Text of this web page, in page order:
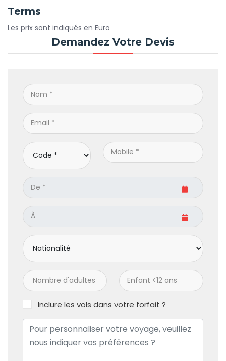
Terms
Les prix sont indiqués en Euro
Demandez Votre Devis
Inclure les vols dans votre forfait ?